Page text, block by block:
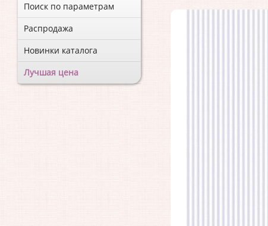
Поиск по параметрам
Распродажа
Новинки каталога
Лучшая цена